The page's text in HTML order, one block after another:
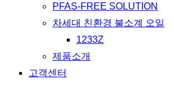
PFAS-FREE SOLUTION
차세대 친환경 불소계 오일
1233Z
제품소개
고객센터